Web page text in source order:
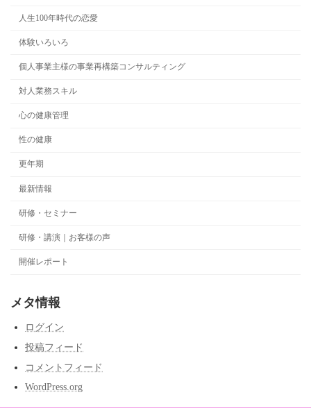
人生100年時代の恋愛
体験いろいろ
個人事業主様の事業再構築コンサルティング
対人業務スキル
心の健康管理
性の健康
更年期
最新情報
研修・セミナー
研修・講演｜お客様の声
開催レポート
メタ情報
ログイン
投稿フィード
コメントフィード
WordPress.org